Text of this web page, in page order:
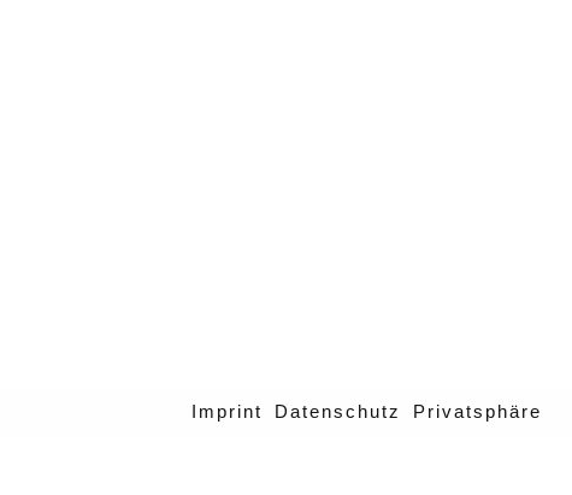
Imprint Datenschutz Privatsphäre